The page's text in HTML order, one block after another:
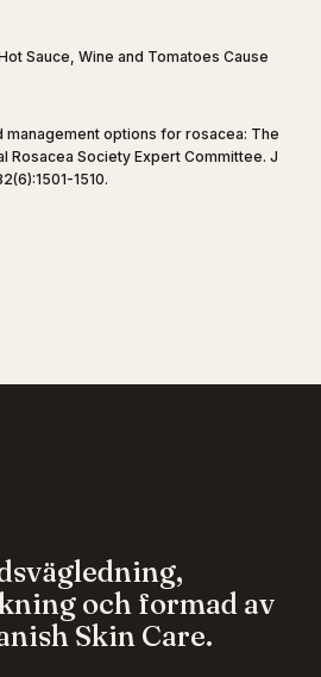
Sauce, Wine and Tomatoes Cause
management options for rosacea: The
Rosacea Society Expert Committee. J
1510.
och formad av
Skin Care.